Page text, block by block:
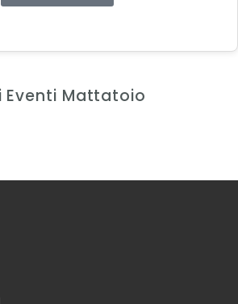
Eventi Mattatoio